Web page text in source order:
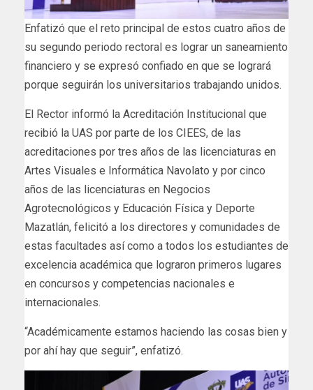
Enfatizó que el reto principal de estos cuatro años de
su segundo periodo rectoral es lograr un saneamiento
financiero y se expresó confiado en que se logrará
porque seguirán los universitarios trabajando unidos.
El Rector informó la Acreditación Institucional que
recibió la UAS por parte de los CIEES, de las
acreditaciones por tres años de las licenciaturas en
Artes Visuales e Informática Navolato y por cinco
años de las licenciaturas en Negocios
Agrotecnológicos y Educación Física y Deporte
Mazatlán, felicitó a los directores y comunidades de
estas facultades así como a todos los estudiantes de
excelencia académica que lograron primeros lugares
en concursos y competencias nacionales e
internacionales.
“Académicamente estamos haciendo las cosas bien y
por ahí hay que seguir”, enfatizó.